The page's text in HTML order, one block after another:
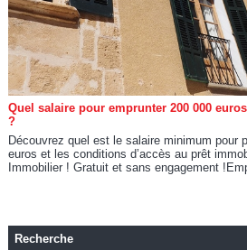
Quel salaire pour emprunter 200 000
?
Découvrez quel est le salaire minimum pour
euros et les conditions d’accès au prêt
Immobilier ! Gratuit et sans engagement
Recherche